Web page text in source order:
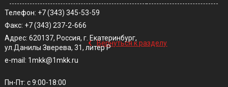
‹ Вернуться к разделу
Телефон: +7 (343) 345-53-59
Факс: +7 (343) 237-2-666
Адрес: 620137, Россия, г. Екатеринбург,
ул.Данилы Зверева, 31, литер Р
e-mail: 1mkk@1mkk.ru
Пн-Пт: с 9:00-18:00